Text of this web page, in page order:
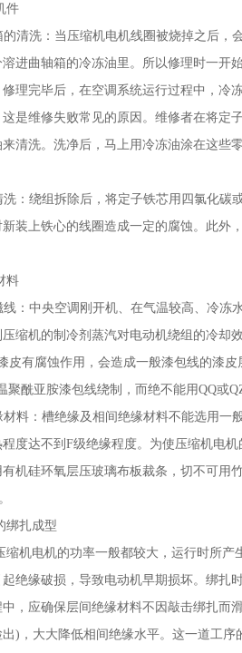
件
的清洗：当压缩机电机线圈被烧掉之后
进曲轴箱的冷冻油里。所以修理时一开
理完毕后，在空调系统运行过程中，冷
是维修失败常见的原因。维修者在将
清洗。洗净后，马上用冷冻油涂在这些
洗：绕组拆除后，将定子铁芯用四氯化碳
装上铁心的线圈造成一定的腐蚀。此外
料
线：中央空调刚开机、在气温较高、冷
缩机的制冷剂蒸汽对电动机绕组的冷却
皮有腐蚀作用，会造成一般漆包线的漆
聚酰亚胺漆包线绕制，而绝不能用QQ或
材料：槽绝缘及相间绝缘材料不能选用一
度达不到F级绝缘程度。为使压缩机电
机硅环氧层压玻璃布板裁条，切不可用
绑扎成型
缩机电机的功率一般都较大，运行时所
绝缘破损，导致电动机早期损坏。绑扎
，应确保层间绝缘材料不因敲击绑扎而
)，大大降低相间绝缘水平。这一道工序